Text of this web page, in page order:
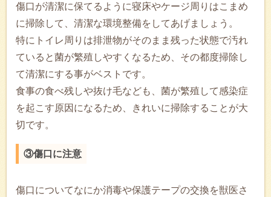
傷口が清潔に保てるように寝床やケージ周りはこまめ
に掃除して、清潔な環境整備をしてあげましょう。
特にトイレ周りは排泄物がそのまま残った状態で汚れ
ていると菌が繁殖しやすくなるため、その都度掃除し
て清潔にする事がベストです。
食事の食べ残しや抜け毛なども、菌が繁殖して感染症
を起こす原因になるため、きれいに掃除することが大
切です。
③傷口に注意
傷口についてなにか消毒や保護テープの交換を獣医さ